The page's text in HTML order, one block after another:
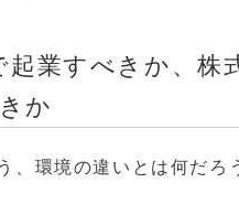
起業すべきか、株
か
、環境の違いとは何だろ